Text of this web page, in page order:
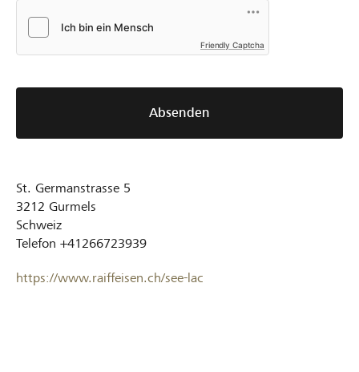
Friendly Captcha
Absenden
St. Germanstrasse 5
3212 Gurmels
Schweiz
Telefon +41266723939
https://www.raiffeisen.ch/see-lac